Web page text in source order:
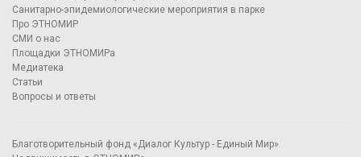
Санитарно-эпидемиологические мероприятия в парке
Про ЭТНОМИР
СМИ о нас
Площадки ЭТНОМИРа
Медиатека
Статьи
Вопросы и ответы
Благотворительный фонд «Диалог Культур - Единый Мир»